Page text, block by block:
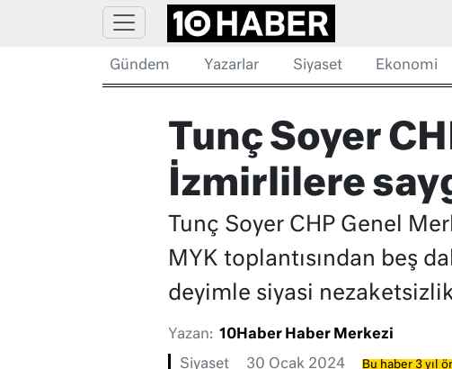
Gündem Yazarlar Siyaset Ekonomi
Tunç Soyer
İzmirlilere
Tunç Soyer CHP Genel
MYK toplantısından beş
deyimle siyasi
Yazan: 10Haber Haber Merkezi
Siyaset 30 Ocak 2024 Bu haber 3 yıl